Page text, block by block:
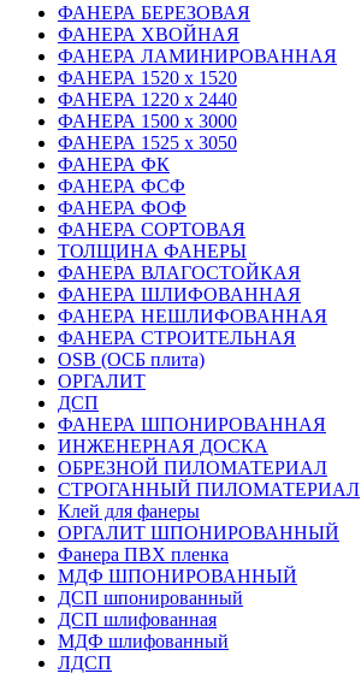
ФАНЕРА БЕРЕЗОВАЯ
ФАНЕРА ХВОЙНАЯ
ФАНЕРА ЛАМИНИРОВАННАЯ
ФАНЕРА 1520 х 1520
ФАНЕРА 1220 х 2440
ФАНЕРА 1500 х 3000
ФАНЕРА 1525 х 3050
ФАНЕРА ФК
ФАНЕРА ФСФ
ФАНЕРА ФОФ
ФАНЕРА СОРТОВАЯ
ТОЛЩИНА ФАНЕРЫ
ФАНЕРА ВЛАГОСТОЙКАЯ
ФАНЕРА ШЛИФОВАННАЯ
ФАНЕРА НЕШЛИФОВАННАЯ
ФАНЕРА СТРОИТЕЛЬНАЯ
OSB (ОСБ плита)
ОРГАЛИТ
ДСП
ФАНЕРА ШПОНИРОВАННАЯ
ИНЖЕНЕРНАЯ ДОСКА
ОБРЕЗНОЙ ПИЛОМАТЕРИАЛ
СТРОГАННЫЙ ПИЛОМАТЕРИАЛ
Клей для фанеры
ОРГАЛИТ ШПОНИРОВАННЫЙ
Фанера ПВХ пленка
МДФ ШПОНИРОВАННЫЙ
ДСП шпонированный
ДСП шлифованная
МДФ шлифованный
ЛДСП